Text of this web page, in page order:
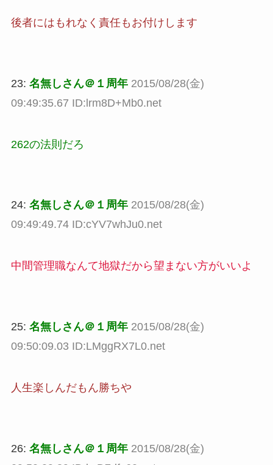
後者にはもれなく責任もお付けします
23: 名無しさん＠１周年 2015/08/28(金)
09:49:35.67 ID:lrm8D+Mb0.net
262の法則だろ
24: 名無しさん＠１周年 2015/08/28(金)
09:49:49.74 ID:cYV7whJu0.net
中間管理職なんて地獄だから望まない方がいいよ
25: 名無しさん＠１周年 2015/08/28(金)
09:50:09.03 ID:LMggRX7L0.net
人生楽しんだもん勝ちや
26: 名無しさん＠１周年 2015/08/28(金)